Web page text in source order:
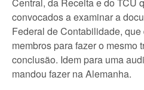
convocados a examinar a
Federal de Contabilidade,
membros para fazer o mesmo
conclusão. Idem para uma
mandou fazer na Alemanha.